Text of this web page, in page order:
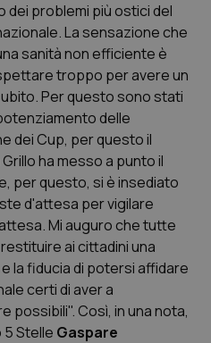
problemi più ostici del
La sensazione che
sanità non efficiente è
troppo per avere un
Per questo sono stati
delle
dei Cup, per questo il
ha messo a punto il
per questo, si è insediato
d'attesa per vigilare
Mi auguro che tutte
ai cittadini una
la fiducia di potersi affidare
certi di aver a
possibili". Così, in una nota,
Stelle Gaspare